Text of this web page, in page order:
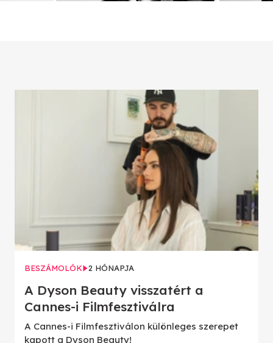
BESZÁMOLÓK 2 HÓNAPJA
A Dyson Beauty visszatért a
Cannes-i Filmfesztiválra
A Cannes-i Filmfesztiválon különleges szerepet
kapott a Dyson Beauty!